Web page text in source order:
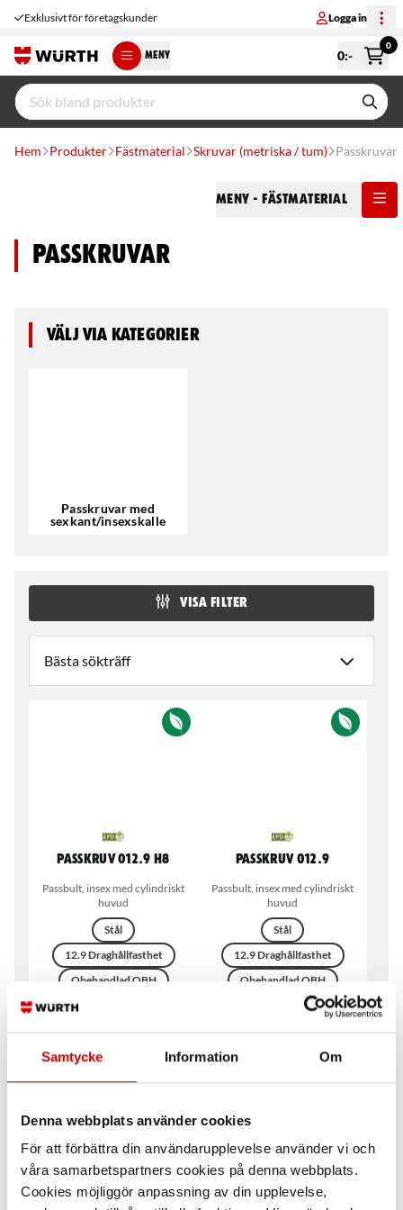
Samtycke Information Om
Denna webbplats använder cookies
För att förbättra din användarupplevelse använder vi och
våra samarbetspartners cookies på denna webbplats.
Cookies möjliggör anpassning av din upplevelse,
Exklusivt för företagskunder Logga in
MENY 0:-
0
Hem Produkter Fästmaterial Skruvar (metriska / tum) Passkruvar
Meny - Fästmaterial
Passkruvar
Välj via kategorier
Passkruvar med
sexkant/insexskalle
VISA FILTER
Passkruv 012.9 h8
Passbult, insex med cylindriskt
huvud
Stål
12.9 Draghållfasthet
Obehandlad OBH
Passkruv 012.9
Passbult, insex med cylindriskt
huvud
Stål
12.9 Draghållfasthet
Obehandlad OBH
ISO 7379
Passkruv Passkruv DIN 609S